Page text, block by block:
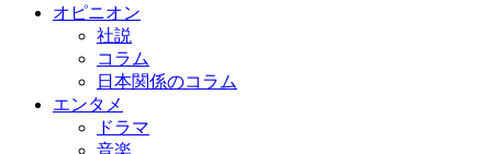
オピニオン
社説
コラム
日本関係のコラム
エンタメ
ドラマ
音楽